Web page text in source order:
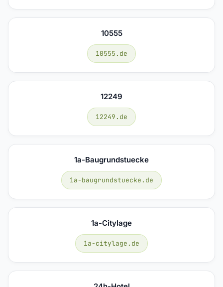
10555
10555.de
12249
12249.de
1a-Baugrundstuecke
1a-baugrundstuecke.de
1a-Citylage
1a-citylage.de